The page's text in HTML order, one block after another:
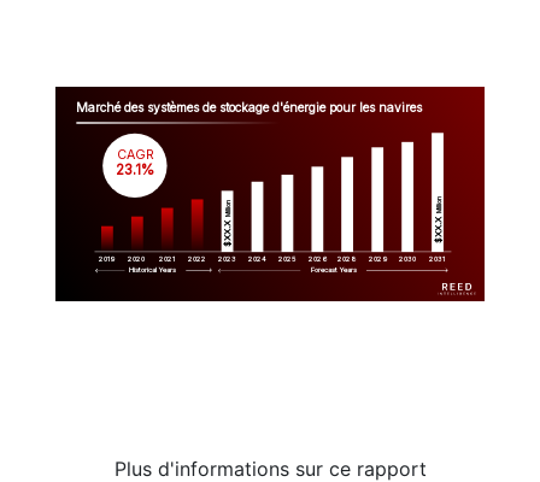
Marché des systèmes de stockage d'énergie pour les navires
2019 2020 2021 2022 2023 2024 2025 2026 2028 2029 2030 2031
$XX.X
Million
$XX.X
Million
CAGR
23.1%
Historical Years Forecast Years
Plus d'informations sur ce rapport